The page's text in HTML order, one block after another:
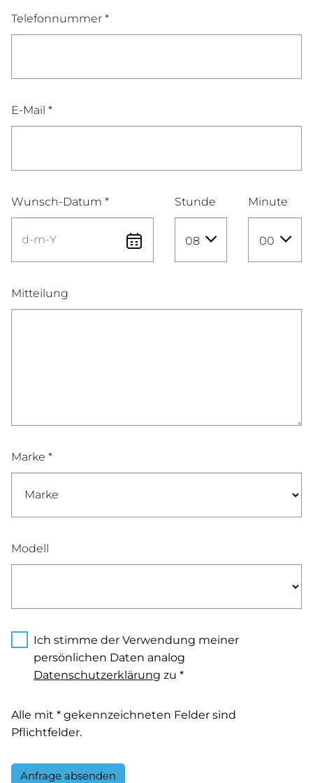
Telefonnummer *
E-Mail *
Wunsch-Datum * Stunde
08
Minute
00
Mitteilung
Marke *
Modell
Ich stimme der Verwendung meiner
persönlichen Daten analog
Datenschutzerklärung zu *
Alle mit * gekennzeichneten Felder sind
Pflichtfelder.
Anfrage absenden